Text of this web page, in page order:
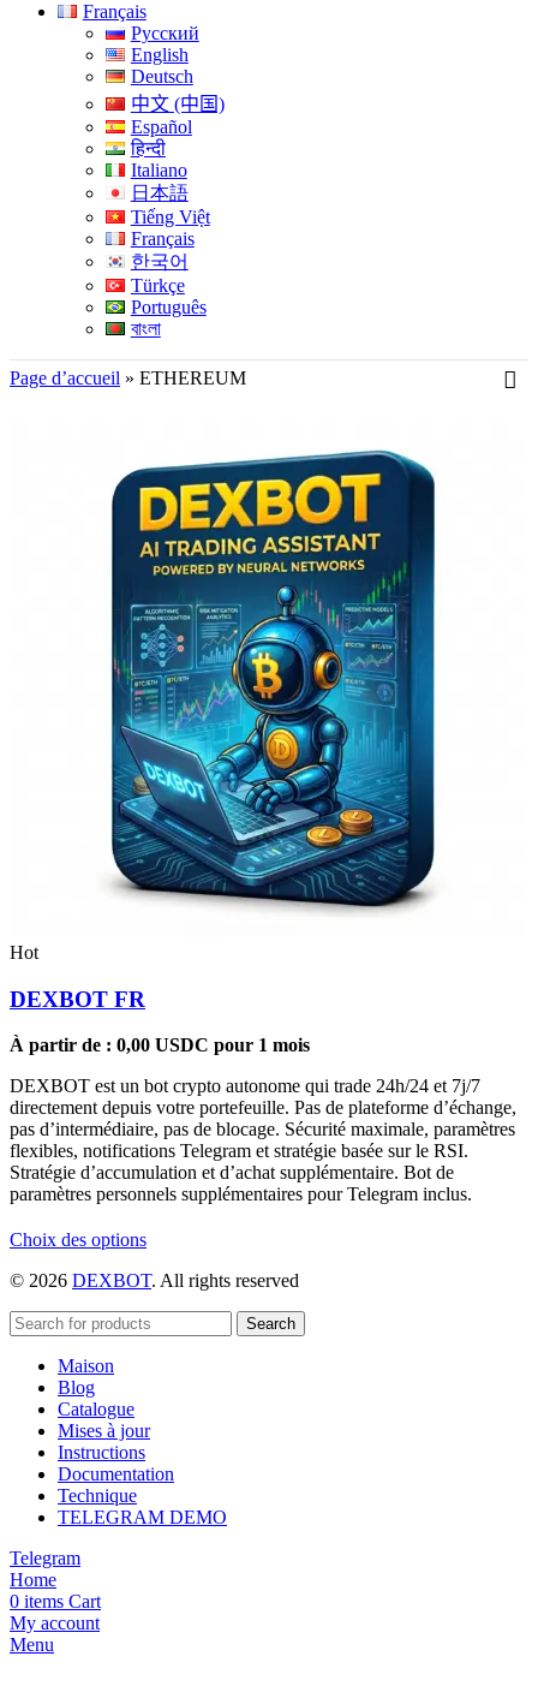
Français
Русский
English
Deutsch
中文 (中国)
Español
हिन्दी
Italiano
日本語
Tiếng Việt
Français
한국어
Türkçe
Português
বাংলা
Page d’accueil » ETHEREUM
Hot
DEXBOT FR
À partir de : 0,00 USDC pour 1 mois
DEXBOT est un bot crypto autonome qui trade 24h/24 et 7j/7
directement depuis votre portefeuille. Pas de plateforme d’échange,
pas d’intermédiaire, pas de blocage. Sécurité maximale, paramètres
flexibles, notifications Telegram et stratégie basée sur le RSI.
Stratégie d’accumulation et d’achat supplémentaire. Bot de
paramètres personnels supplémentaires pour Telegram inclus.
Choix des optionsCe
a
variations.
choisies
la
du
© 2026 DEXBOT. All rights reserved
Search
Maison
Blog
Catalogue
Mises à jour
Instructions
Documentation
Technique
TELEGRAM DEMO
Telegram
Home
0 items Cart
My account
Menu